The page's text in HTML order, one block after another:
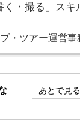
・撮る」スキ
・ツアー運営事
あとで見る